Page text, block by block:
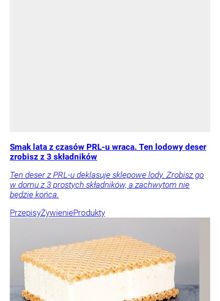
Smak lata z czasów PRL-u wraca. Ten lodowy deser
zrobisz z 3 składników
Ten deser z PRL-u deklasuje sklepowe lody. Zrobisz go
w domu z 3 prostych składników, a zachwytom nie
będzie końca.
PrzepisyŻywienieProdukty